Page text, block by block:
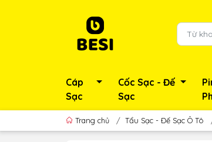
Cáp
Sạc
Cốc Sạc - Đế
Sạc
Trang chủ / Tẩu Sạc - Đế Sạc Ô Tô